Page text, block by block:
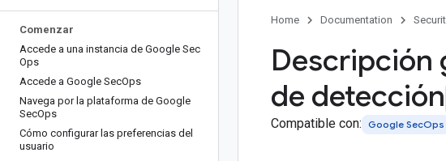
Comenzar
Accede a una instancia de Google Sec
Ops
Accede a Google SecOps
Navega por la plataforma de Google
SecOps
Cómo configurar las preferencias del
usuario
Home Documentation
Descripción
de detección
Compatible con: Google SecOps